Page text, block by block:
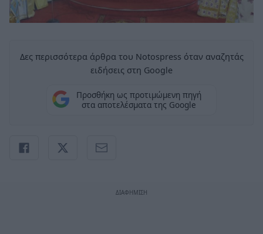
Δες περισσότερα άρθρα του Notospress όταν αναζητάς
ειδήσεις στη Google
Προσθήκη ως προτιμώμενη πηγή
στα αποτελέσματα της Google